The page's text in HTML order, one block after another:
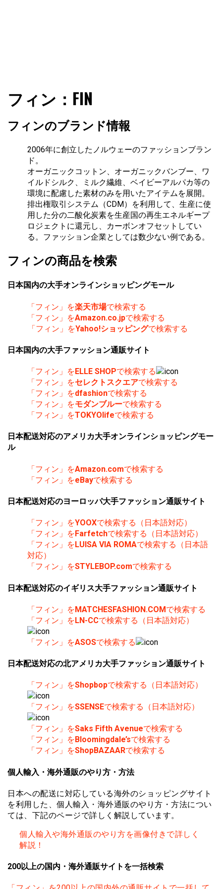
ファショコン通信
ッションとモードを分析するファッション情報サイトです
フィン：FIN
フィンのブランド情報
2006年に創立したノルウェーのファッションブラン
ド。
オーガニックコットン、オーガニックバンブー、ワ
イルドシルク、ミルク繊維、ベイビーアルパカ等の
環境に配慮した素材のみを用いたアイテムを展開。
排出権取引システム（CDM）を利用して、生産に使
用した分の二酸化炭素を生産国の再生エネルギープ
ロジェクトに還元し、カーボンオフセットしてい
る。ファッション企業としては数少ない例である。
フィンの商品を検索
日本国内の大手オンラインショッピングモール
「フィン」を楽天市場で検索する
「フィン」をAmazon.co.jpで検索する
「フィン」をYahoo!ショッピングで検索する
日本国内の大手ファッション通販サイト
「フィン」を ELLE SHOPで検索する
「フィン」をセレクトスクエアで検索する
「フィン」をdfashionで検索する
「フィン」をモダンブルーで検索する
「フィン」をTOKYOlifeで検索する
日本配送対応のアメリカ大手オンラインショッピングモー
ル
「フィン」をAmazon.comで検索する
「フィン」をeBayで検索する
日本配送対応のヨーロッパ大手ファッション通販サイト
「フィン」をYOOXで検索する（日本語対応）
「フィン」を Farfetchで検索する（日本語対応）
「フィン」を LUISA VIA ROMAで検索する（日本語
対応）
「フィン」をSTYLEBOP.comで検索する
日本配送対応のイギリス大手ファッション通販サイト
「フィン」をMATCHESFASHION.COMで検索する
「フィン」をLN-CCで検索する（日本語対応）
「フィン」をASOSで検索する
日本配送対応の北アメリカ大手ファッション通販サイト
「フィン」をShopbopで検索する（日本語対応）
「フィン」をSSENSEで検索する（日本語対応）
「フィン」をSaks Fifth Avenueで検索する
「フィン」を Bloomingdale’sで検索する
「フィン」をShopBAZAARで検索する
個人輸入・海外通販のやり方・方法
日本への配送に対応している海外のショッピングサイト
を利用した、個人輸入・海外通販のやり方・方法につい
ては、下記のページで詳しく解説しています。
個人輸入や海外通販のやり方を画像付きで詳しく
解説！
200以上の国内・海外通販サイトを一括検索